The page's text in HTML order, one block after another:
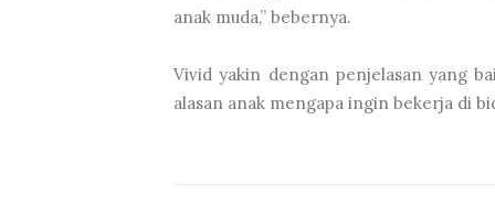
anak muda,” bebernya.
Vivid yakin dengan penjelasan yang
alasan anak mengapa ingin bekerja di